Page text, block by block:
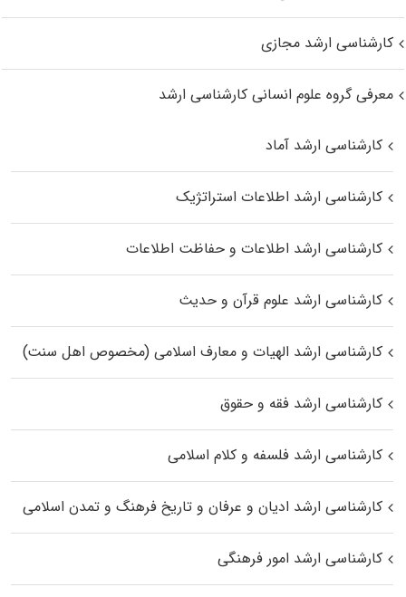
کارشناسی ارشد مجازی
معرفی گروه علوم انسانی کارشناسی ارشد
کارشناسی ارشد آماد
کارشناسی ارشد اطلاعات استراتژیک
کارشناسی ارشد اطلاعات و حفاظت اطلاعات
کارشناسی ارشد علوم قرآن و حدیث
کارشناسی ارشد الهیات و معارف اسلامی (مخصوص اهل سنت)
کارشناسی ارشد فقه و حقوق
کارشناسی ارشد فلسفه و کلام اسلامی
کارشناسی ارشد ادیان و عرفان و تاریخ فرهنگ و تمدن اسلامی
کارشناسی ارشد امور فرهنگی